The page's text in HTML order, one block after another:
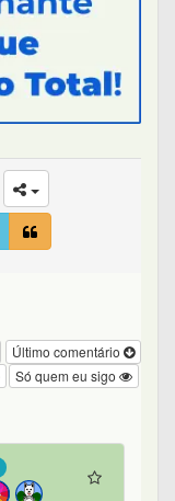
Último comentário
Só quem eu sigo